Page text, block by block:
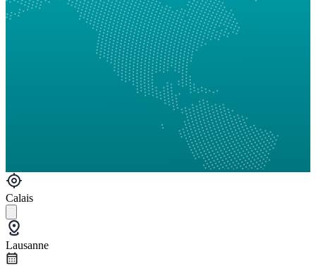
Calais
Lausanne